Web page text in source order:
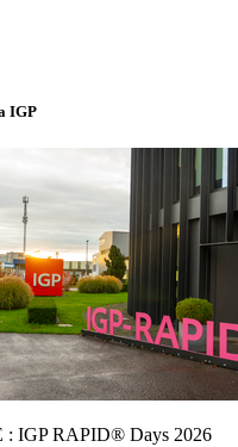
IGP
: IGP RAPID® Days 2026